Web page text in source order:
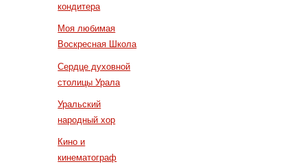
кондитера
Моя любимая
Воскресная Школа
Сердце духовной
столицы Урала
Уральский
народный хор
Кино и
кинематограф